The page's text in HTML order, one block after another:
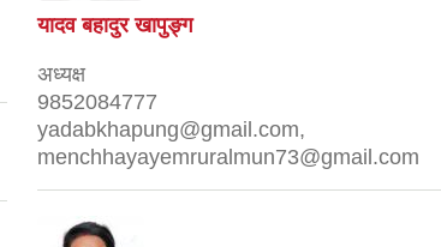
यादव बहादुर खापुङ्ग
अध्यक्ष
9852084777
yadabkhapung@gmail.com,
menchhayayemruralmun73@gmail.com